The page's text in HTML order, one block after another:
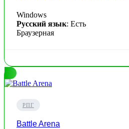
Windows
Русский язык: Есть
Браузерная
РПГ
Battle Arena